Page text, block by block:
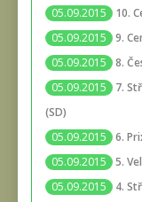
05.09.2015
10.
05.09.2015
9.
05.09.2015
8.
05.09.2015
7.
(SD)
05.09.2015
6.
05.09.2015
5.
05.09.2015
4.